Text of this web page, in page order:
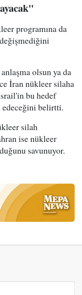
programına da
olsun ya da
İran nükleer silaha
bu hedef
edeceğini belirtti.
silah
ise nükleer
savunuyor.